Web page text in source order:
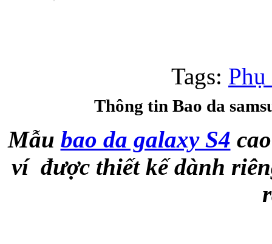
Bao da samsung
Tags:
Thông tin Bao da
Mẫu bao da galaxy S4
ví được thiết kế dành